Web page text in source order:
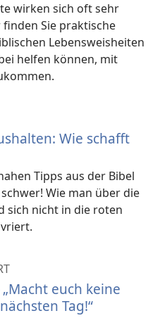
wirken sich oft sehr
Sie praktische
Lebensweisheiten
helfen können, mit
Wie schafft
Tipps aus der Bibel
Wie man über die
sich nicht in die roten
euch keine
Tag!“